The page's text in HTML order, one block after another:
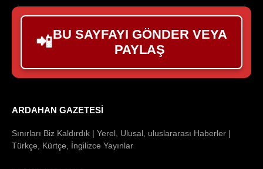
📲BU SAYFAYI GÖNDER VEYA
PAYLAŞ
ARDAHAN GAZETESI
Sınırları Biz Kaldırdık | Yerel, Ulusal, uluslararası Haberler |
Türkçe, Kürtçe, İngilizce Yayınlar